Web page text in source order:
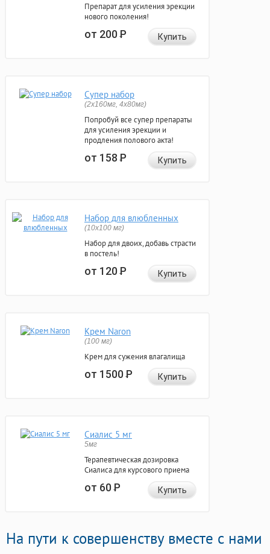
Препарат для усиления эрекции
нового поколения!
от 200Р Купить
Супер набор
(2х160мг, 4х80мг)
Попробуй все супер препараты
для усиления эрекции и
продления полового акта!
от 158Р Купить
Набор для влюбленных
(10х100 мг)
Набор для двоих, добавь страсти
в постель!
от 120Р Купить
Крем Naron
(100 мг)
Крем для сужения влагалища
от 1500Р Купить
Сиалис 5 мг
5мг
Терапевтическая дозировка
Сиалиса для курсового приема
от 60Р Купить
На пути к совершенству вместе с нами